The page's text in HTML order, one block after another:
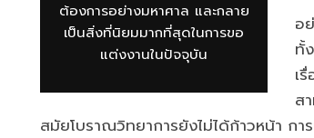
ต้องการอย่างมหาศาล และกลาย
เป็นสิ่งที่นิยมมากที่สุดในการขอ
แต่งงานในปัจจุบัน
อ
ทั้
เ
ส
สมัยโบราณวิทยาการยังไม่ได้ก้าวหน้า ก